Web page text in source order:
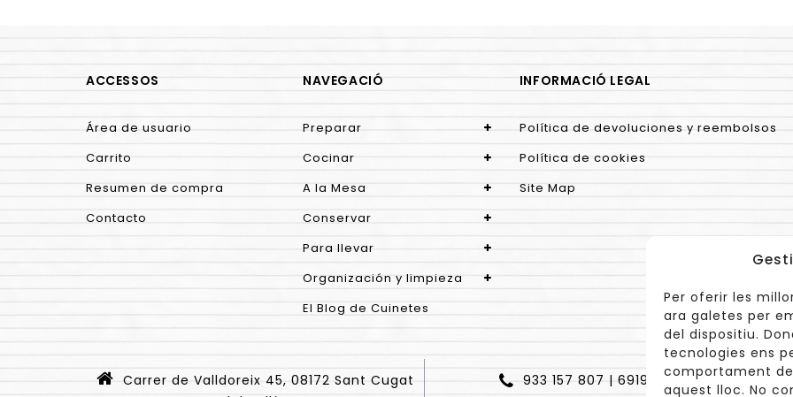
Per oferir les
ara galetes per
del dispositiu.
tecnologies ens
comportament
aquest lloc. No
ACCESSOS
Área de usuario
Carrito
Resumen de compra
Contacto
NAVEGACIÓ
Preparar
Cocinar
A la Mesa
Conservar
Para llevar
Organización y limpieza
El Blog de Cuinetes
INFORMACIÓ LEGAL
Política de devoluciones y reembolsos
Política de cookies
Site Map
Carrer de Valldoreix 45, 08172 Sant Cugat
933 157 807 | 691967537